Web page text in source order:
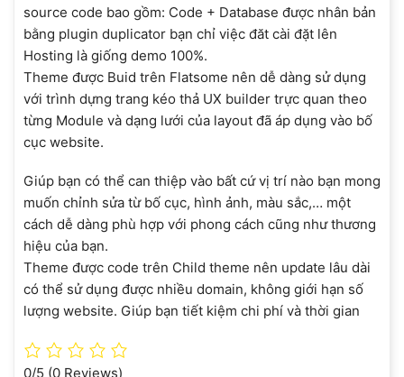
source code bao gồm: Code + Database được nhân bản
bằng plugin duplicator bạn chỉ việc đăt cài đặt lên
Hosting là giống demo 100%.
Theme được Buid trên Flatsome nên dễ dàng sử dụng
với trình dựng trang kéo thả UX builder trực quan theo
từng Module và dạng lưới của layout đã áp dụng vào bố
cục website.
Giúp bạn có thể can thiệp vào bất cứ vị trí nào bạn mong
muốn chỉnh sửa từ bố cục, hình ảnh, màu sắc,… một
cách dễ dàng phù hợp với phong cách cũng như thương
hiệu của bạn.
Theme được code trên Child theme nên update lâu dài
có thể sử dụng được nhiều domain, không giới hạn số
lượng website. Giúp bạn tiết kiệm chi phí và thời gian
0/5 (0 Reviews)